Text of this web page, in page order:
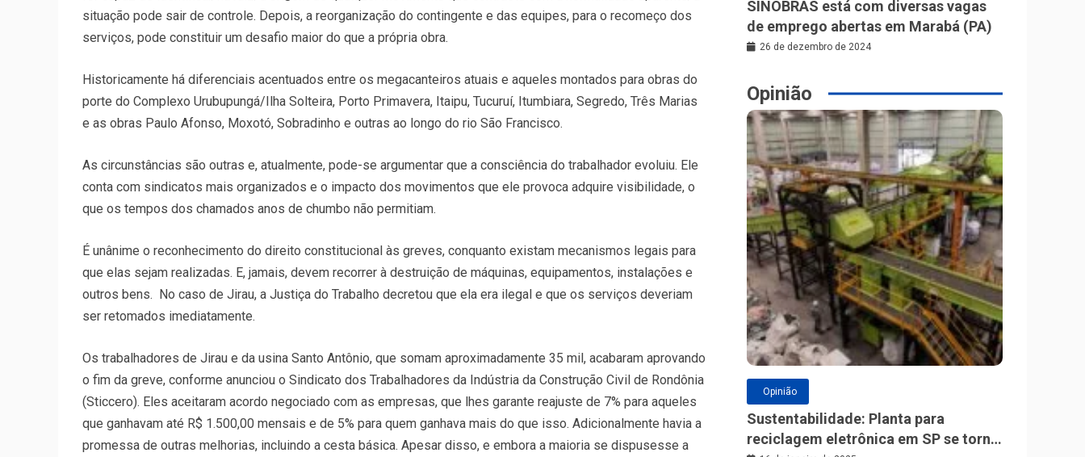
situação pode sair de controle. Depois, a reorganização do contingente e das equipes, para o recomeço dos
serviços, pode constituir um desafio maior do que a própria obra.
Historicamente há diferenciais acentuados entre os megacanteiros atuais e aqueles montados para obras do
porte do Complexo Urubupungá/Ilha Solteira, Porto Primavera, Itaipu, Tucuruí, Itumbiara, Segredo, Três Marias
e as obras Paulo Afonso, Moxotó, Sobradinho e outras ao longo do rio São Francisco.
As circunstâncias são outras e, atualmente, pode-se argumentar que a consciência do trabalhador evoluiu. Ele
conta com sindicatos mais organizados e o impacto dos movimentos que ele provoca adquire visibilidade, o
que os tempos dos chamados anos de chumbo não permitiam.
É unânime o reconhecimento do direito constitucional às greves, conquanto existam mecanismos legais para
que elas sejam realizadas. E, jamais, devem recorrer à destruição de máquinas, equipamentos, instalações e
outros bens. No caso de Jirau, a Justiça do Trabalho decretou que ela era ilegal e que os serviços deveriam
ser retomados imediatamente.
Os trabalhadores de Jirau e da usina Santo Antônio, que somam aproximadamente 35 mil, acabaram aprovando
o fim da greve, conforme anunciou o Sindicato dos Trabalhadores da Indústria da Construção Civil de Rondônia
(Sticcero). Eles aceitaram acordo negociado com as empresas, que lhes garante reajuste de 7% para aqueles
que ganhavam até R$ 1.500,00 mensais e de 5% para quem ganhava mais do que isso. Adicionalmente havia a
promessa de outras melhorias, incluindo a cesta básica. Apesar disso, e embora a maioria se dispusesse a
SINOBRAS está com diversas vagas
de emprego abertas em Marabá (PA)
26 de dezembro de 2024
Opinião
Opinião
Sustentabilidade: Planta para
reciclagem eletrônica em SP se torna